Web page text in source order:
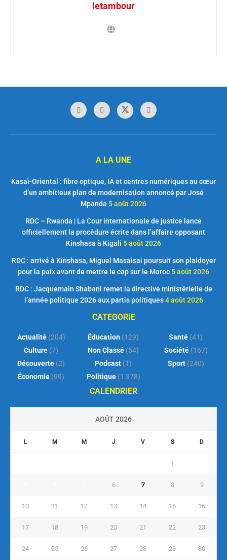
letambour
A LA UNE
Kasaï-Oriental : fibre optique, IA et centres numériques au cœur
d’un ambitieux plan de modernisation annoncé par José
Mpanda 5 août 2026
RDC – Rwanda | La Cour internationale de justice lance
officiellement la procédure écrite dans l’affaire opposant
Kinshasa à Kigali 5 août 2026
RDC : arrivé à Kinshasa, Miguel Masaisai poursuit son plaidoyer
pour la paix avant de mettre le cap sur le Maroc 5 août 2026
RDC : Jacquemain Shabani remet la directive ministérielle de
l’année politique 2026 aux partis politiques 4 août 2026
CATEGORIE
Actualité(204)
Culture (7)
Découverte (2)
Économie (99)
Éducation (129)
Non Classé (54)
Podcast (1)
Politique(1 378)
Santé (41)
Société(167)
Sport(240)
CALENDRIER
AOÛT 2026
L M M J V S D
1
6 7 8 9
10 11 12 13 14 15 16
17 18 19 20 21 22 23
24 25 26 27 28 29 30